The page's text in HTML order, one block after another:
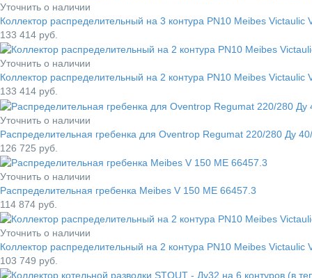
Уточнить о наличии
Коллектор распределительный на 3 контура PN10 Meibes Victaulic
133 414 руб.
Уточнить о наличии
Коллектор распределительный на 2 контура PN10 Meibes Victaulic
133 414 руб.
Уточнить о наличии
Распределительная гребенка для Oventrop Regumat 220/280 Ду
126 725 руб.
Уточнить о наличии
Распределительная гребенка Meibes V 150 ME 66457.3
114 874 руб.
Уточнить о наличии
Коллектор распределительный на 2 контура PN10 Meibes Victaulic
103 749 руб.